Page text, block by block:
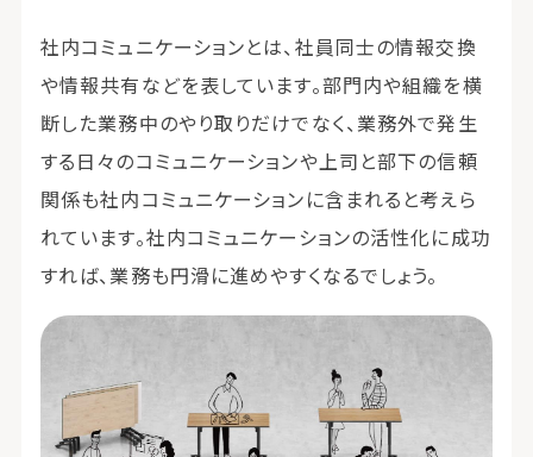
社内コミュニケーションとは、社員同士の情報交換
や情報共有などを表しています。部門内や組織を横
断した業務中のやり取りだけでなく、業務外で発生
する日々のコミュニケーションや上司と部下の信頼
関係も社内コミュニケーションに含まれると考えら
れています。社内コミュニケーションの活性化に成功
すれば、業務も円滑に進めやすくなるでしょう。